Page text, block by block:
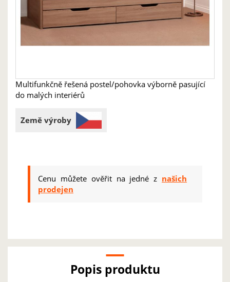
Multifunkčně řešená postel/pohovka výborně pasující
do malých interiérů
Země výroby
Cenu můžete ověřit na jedné z našich
prodejen
Popis produktu